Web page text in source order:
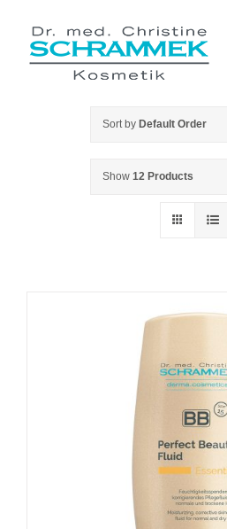
content
Sort by Default Order
Show 12 Products